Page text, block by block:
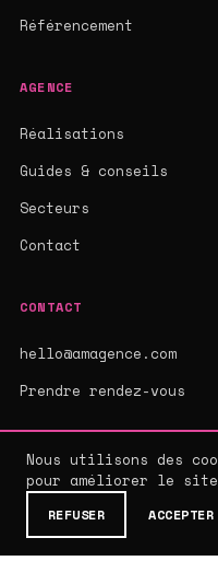
Référencement
AGENCE
Réalisations
Guides & conseils
Secteurs
Contact
CONTACT
hello@amagence.com
Prendre rendez-vous
© 2026 AMAGENCE - AGENCE
MENTIONS LÉGALES ·CGV·
Nous utilisons des
pour améliorer le
REFUSER ACCEPTER